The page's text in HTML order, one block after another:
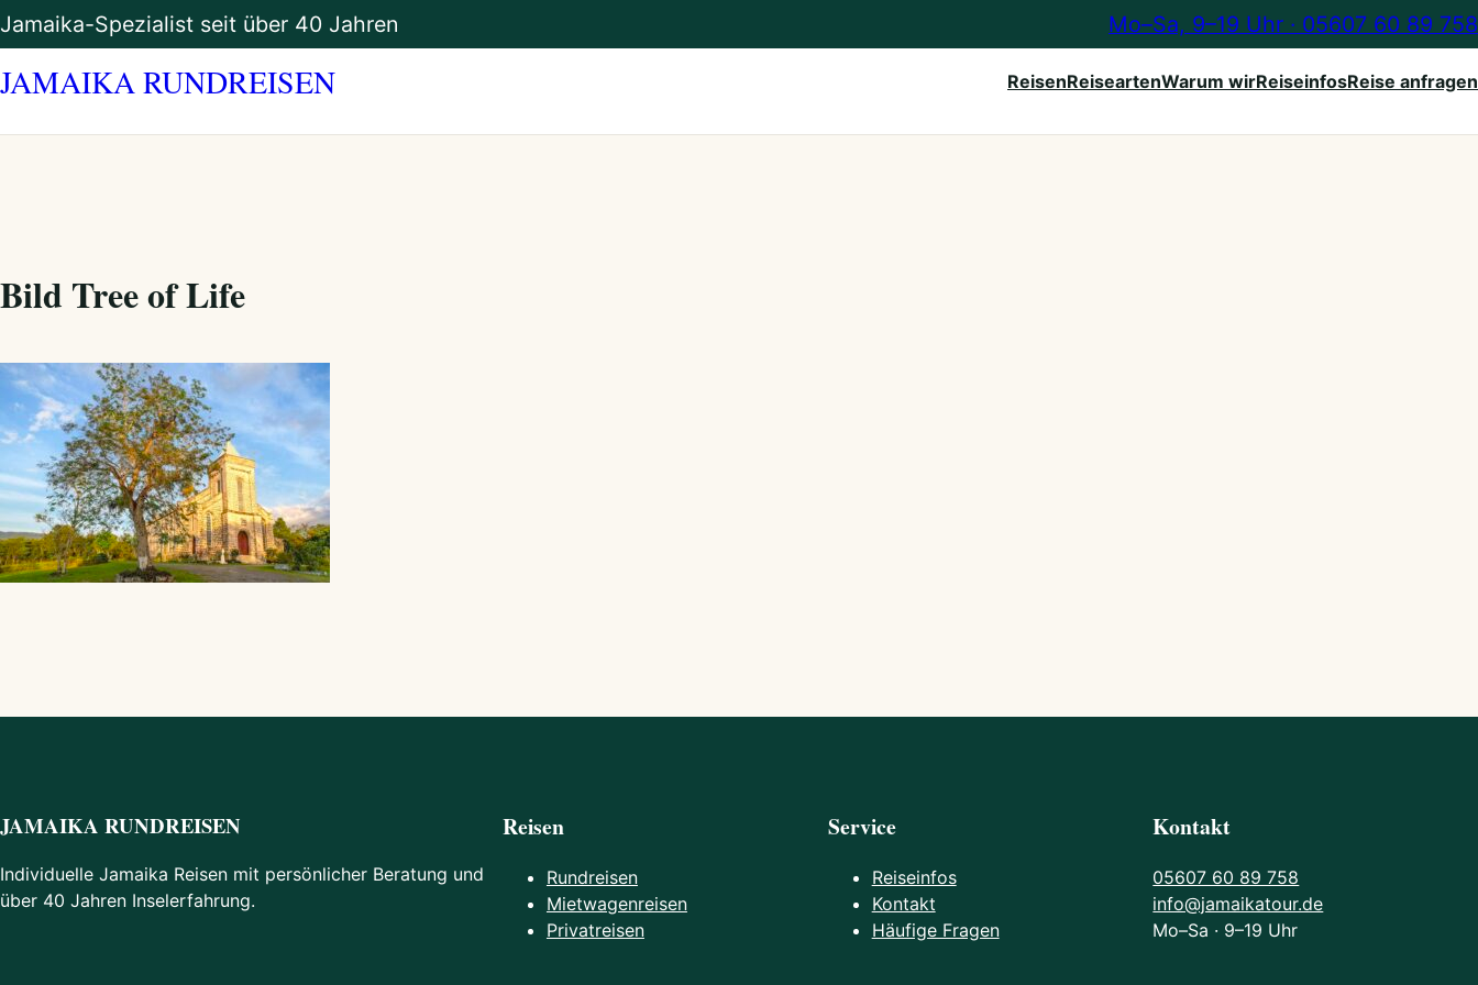
Zum
Inhalt
Jamaika-Spezialist seit über 40 Jahren Mo–Sa, 9–19 Uhr · 05607 60 89 758
JAMAIKA RUNDREISEN ReisenReiseartenWarum wirReiseinfosReise anfragen
Bild Tree of Life
JAMAIKA RUNDREISEN
Individuelle Jamaika Reisen mit persönlicher Beratung und
über 40 Jahren Inselerfahrung.
Reisen
Rundreisen
Mietwagenreisen
Privatreisen
Service
Reiseinfos
Kontakt
Häufige Fragen
Kontakt
05607 60 89 758
info@jamaikatour.de
Mo–Sa · 9–19 Uhr